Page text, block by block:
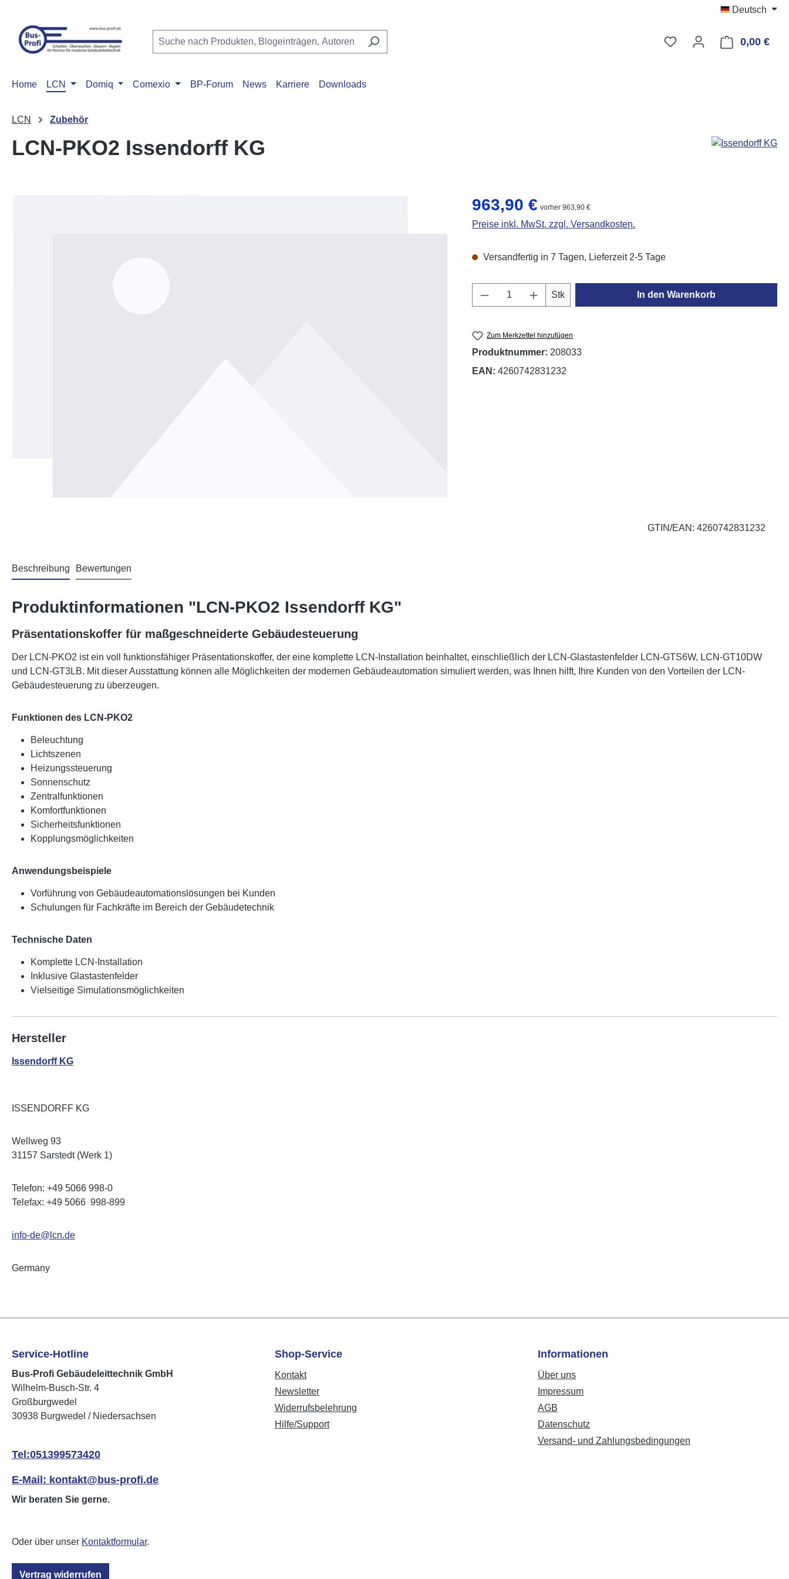
Deutsch
Du hast 0 Produkte auf
0,00 €
Home LCN Domiq Comexio BP-Forum News Karriere Downloads
LCN Zubehör
LCN-PKO2 Issendorff KG
Regulärer Preis:
963,90 € vorher 963,90 €
Preise inkl. MwSt. zzgl. Versandkosten.
Versandfertig in 7 Tagen, Lieferzeit 2-5 Tage
Produkt Anzahl: Gib den gewünschten Wert ein
Stk In den Warenkorb
Zum Merkzettel hinzufügen
Produktnummer: 208033
EAN: 4260742831232
GTIN/EAN: 4260742831232
Beschreibung Bewertungen
Produktinformationen "LCN-PKO2 Issendorff KG"
Präsentationskoffer für maßgeschneiderte Gebäudesteuerung
Der LCN-PKO2 ist ein voll funktionsfähiger Präsentationskoffer, der eine komplette LCN-Installation beinhaltet, einschließlich der LCN-Glastastenfelder LCN-GTS6W, LCN-GT10DW
und LCN-GT3LB. Mit dieser Ausstattung können alle Möglichkeiten der modernen Gebäudeautomation simuliert werden, was Ihnen hilft, Ihre Kunden von den Vorteilen der LCN-
Gebäudesteuerung zu überzeugen.
Funktionen des LCN-PKO2
Beleuchtung
Lichtszenen
Heizungssteuerung
Sonnenschutz
Zentralfunktionen
Komfortfunktionen
Sicherheitsfunktionen
Kopplungsmöglichkeiten
Anwendungsbeispiele
Vorführung von Gebäudeautomationslösungen bei Kunden
Schulungen für Fachkräfte im Bereich der Gebäudetechnik
Technische Daten
Komplette LCN-Installation
Inklusive Glastastenfelder
Vielseitige Simulationsmöglichkeiten
Hersteller
Issendorff KG
ISSENDORFF KG
Wellweg 93
31157 Sarstedt (Werk 1)
Telefon: +49 5066 998-0
Telefax: +49 5066 998-899
info-de@lcn.de
Germany
Service-Hotline
Bus-Profi Gebäudeleittechnik GmbH
Wilhelm-Busch-Str. 4
Großburgwedel
30938 Burgwedel / Niedersachsen
Tel:051399573420
E-Mail: kontakt@bus-profi.de
Wir beraten Sie gerne.
Oder über unser Kontaktformular.
Vertrag widerrufen
Shop-Service
Kontakt
Newsletter
Widerrufsbelehrung
Hilfe/Support
Informationen
Über uns
Impressum
AGB
Datenschutz
Versand- und Zahlungsbedingungen